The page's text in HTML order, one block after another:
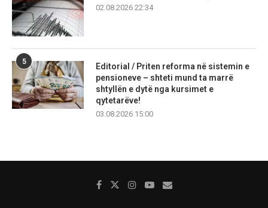
02.08.2026 22:34
5
Editorial / Priten reforma në sistemin e
pensioneve – shteti mund ta marrë
shtyllën e dytë nga kursimet e
qytetarëve!
03.08.2026 15:00